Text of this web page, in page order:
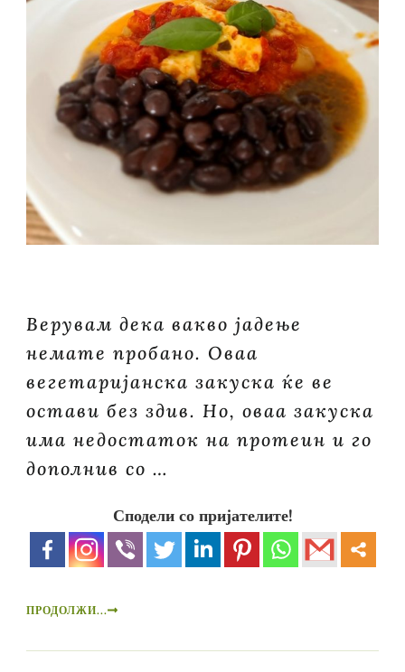
Верувам дека вакво јадење
немате пробано. Оваа
вегетаријанска закуска ќе ве
остави без здив. Но, оваа закуска
има недостаток на протеин и го
дополнив со …
Сподели со пријателите!
ПРОДОЛЖИ...